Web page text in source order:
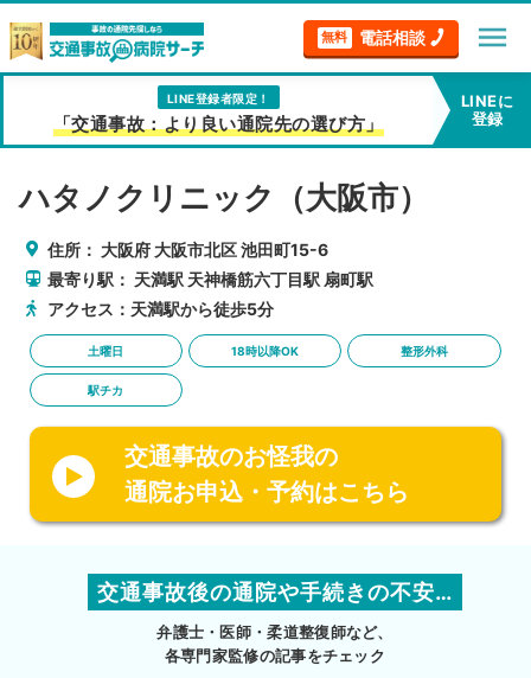
無料 電話相談 menu
LINE登録者限定！
「交通事故：より良い通院先の選び方」
LINEに
登録
ハタノクリニック（大阪市）
住所： 大阪府 大阪市北区池田町15-6
最寄り駅： 天満駅 天神橋筋六丁目駅 扇町駅
アクセス：天満駅から徒歩5分
土曜日 18時以降OK 整形外科
駅チカ
交通事故のお怪我の
通院お申込・予約はこちら
交通事故後の通院や手続きの不安…
弁護士・医師・柔道整復師など、
各専門家監修の記事をチェック